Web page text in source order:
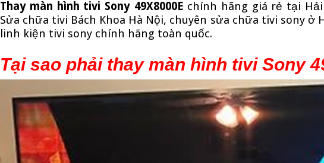
Thay màn hình tivi Sony 49X8000E chính hãng giá rẻ tại Hải
Sửa chữa tivi Bách Khoa Hà Nội, chuyên sửa chữa tivi sony ở
linh kiện tivi sony chính hãng toàn quốc.
Tại sao phải thay màn hình tivi Sony